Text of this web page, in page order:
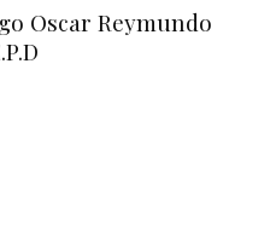
Oscar Reymundo